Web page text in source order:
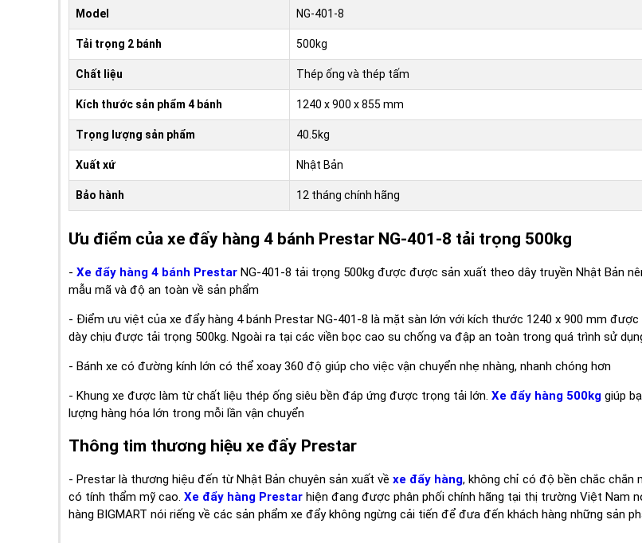
Model NG-401-8
Tải trọng 2 bánh 500kg
Chất liệu Thép ống và thép tấm
Kích thước sản phẩm 4 bánh 1240 x 900 x 855 mm
Trọng lượng sản phẩm 40.5kg
Xuất xứ Nhật Bản
Bảo hành 12 tháng chính hãng
Ưu điểm của xe đẩy hàng 4 bánh Prestar NG-401-8 tải trọng 500kg
- Xe đẩy hàng 4 bánh Prestar NG-401-8 tải trọng 500kg được được sản xuất theo dây truyền Nhật Bản
mẫu mã và độ an toàn về sản phẩm
- Điểm ưu việt của xe đẩy hàng 4 bánh Prestar NG-401-8 là mặt sàn lớn với kích thước 1240 x 900 mm
dày chịu được tải trọng 500kg. Ngoài ra tại các viền bọc cao su chống va đập an toàn trong quá trình sử
- Bánh xe có đường kính lớn có thể xoay 360 độ giúp cho việc vận chuyển nhẹ nhàng, nhanh chóng hơn
- Khung xe được làm từ chất liệu thép ống siêu bền đáp ứng được trọng tải lớn. Xe đẩy hàng 500kg giúp
lượng hàng hóa lớn trong mỗi lần vận chuyển
Thông tim thương hiệu xe đẩy Prestar
- Prestar là thương hiệu đến từ Nhật Bản chuyên sản xuất về xe đẩy hàng, không chỉ có độ bền chắc chắn
có tính thẩm mỹ cao. Xe đẩy hàng Prestar hiện đang được phân phối chính hãng tại thị trường Việt Nam
hàng BIGMART nói riếng về các sản phẩm xe đẩy không ngừng cải tiến để đưa đến khách hàng những sản